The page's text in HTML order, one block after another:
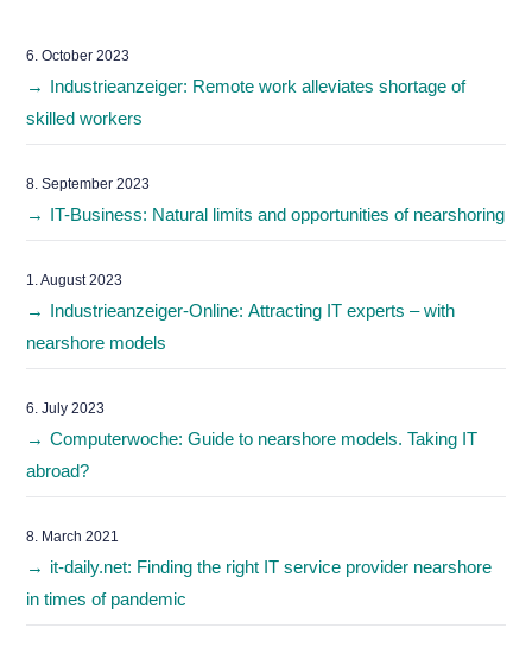
6. October 2023
Industrieanzeiger: Remote work alleviates shortage of
skilled workers
8. September 2023
IT-Business: Natural limits and opportunities of nearshoring
1. August 2023
Industrieanzeiger-Online: Attracting IT experts – with
nearshore models
6. July 2023
Computerwoche: Guide to nearshore models. Taking IT
abroad?
8. March 2021
it-daily.net: Finding the right IT service provider nearshore
in times of pandemic